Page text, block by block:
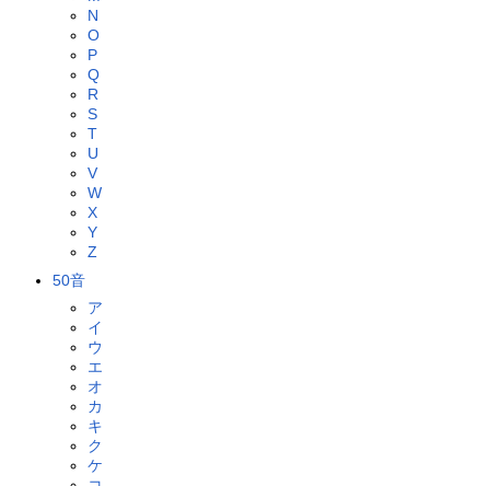
N
O
P
Q
R
S
T
U
V
W
X
Y
Z
50音
ア
イ
ウ
エ
オ
カ
キ
ク
ケ